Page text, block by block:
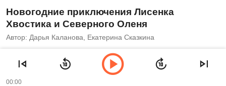
Новогодние приключения Лисенка
Хвостика и Северного Оленя
Автор: Дарья Каланова, Екатерина Сказкина
00:00